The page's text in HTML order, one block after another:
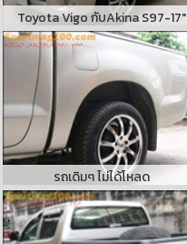
Toyota Vigo กับAkina S97-17"
รถเดิมๆ ไม่ได้โหลด